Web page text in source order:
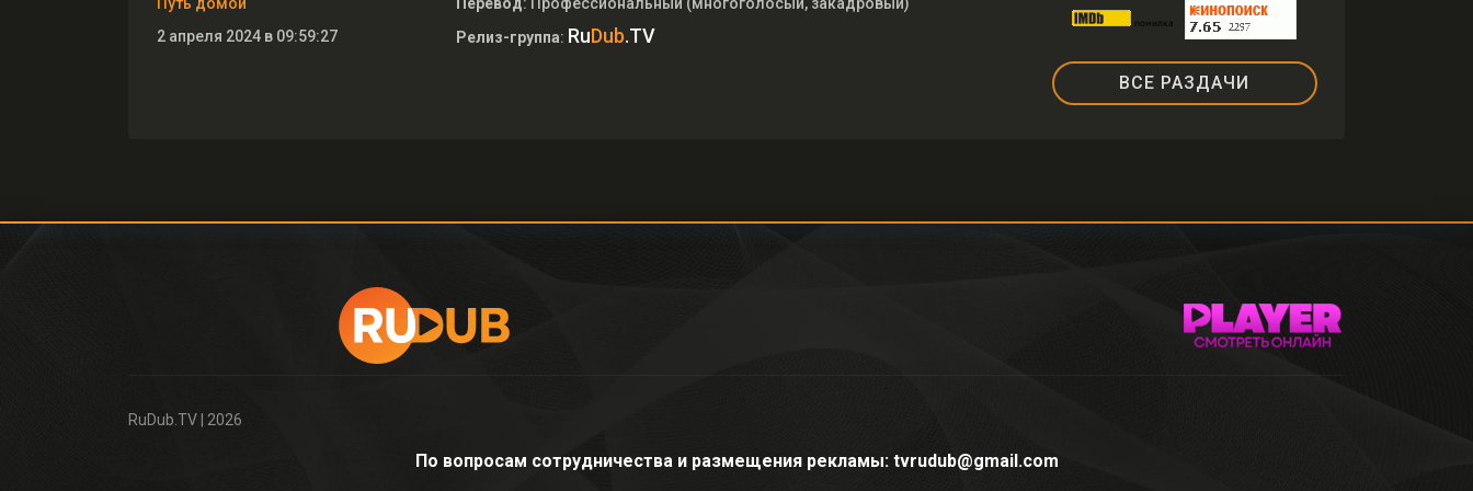
2 апреля 2024 в 09:59:27
Релиз-группа: RuDub.TV
ВСЕ РАЗДАЧИ
RuDub.TV | 2026
По вопросам сотрудничества и размещения рекламы: tvrudub@gmail.com